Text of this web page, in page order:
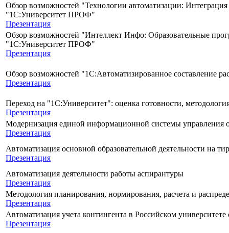
Обзор возможностей "Технологии автоматизации:
"1С:Университет ПРОФ"
Презентация
Обзор возможностей "Интеллект Инфо: Образовательные
"1С:Университет ПРОФ"
Презентация
Обзор возможностей "1С:Автоматизированное составление
Презентация
Переход на "1С:Университет": оценка готовности,
Презентация
Модернизация единой информационной системы управления
Презентация
Автоматизация основной образовательной деятельности на
Презентация
Автоматизация деятельности работы аспирантуры
Презентация
Методология планирования, нормирования, расчета и
Презентация
Автоматизация учета контингента в Российском
Презентация